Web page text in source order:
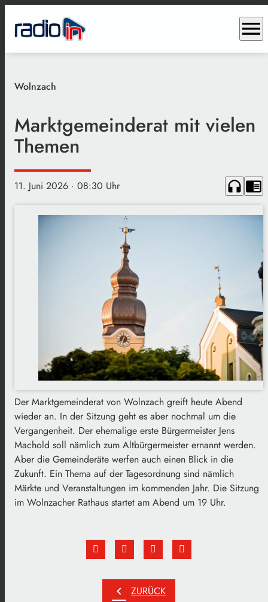
menu
Wolnzach
Marktgemeinderat mit vielen
Themen
11. Juni 2026 · 08:30 Uhr headphones chrome_reader_mode
Der Marktgemeinderat von Wolnzach greift heute Abend
wieder an. In der Sitzung geht es aber nochmal um die
Vergangenheit. Der ehemalige erste Bürgermeister Jens
Machold soll nämlich zum Altbürgermeister ernannt werden.
Aber die Gemeinderäte werfen auch einen Blick in die
Zukunft. Ein Thema auf der Tagesordnung sind nämlich
Märkte und Veranstaltungen im kommenden Jahr. Die Sitzung
im Wolnzacher Rathaus startet am Abend um 19 Uhr.
chevron_left ZURÜCK